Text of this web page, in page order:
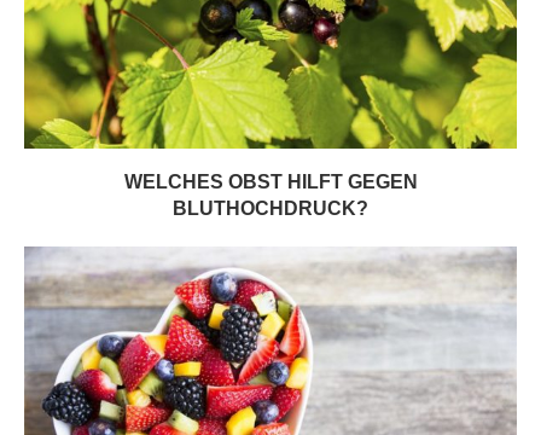
WELCHES OBST HILFT GEGEN
BLUTHOCHDRUCK?